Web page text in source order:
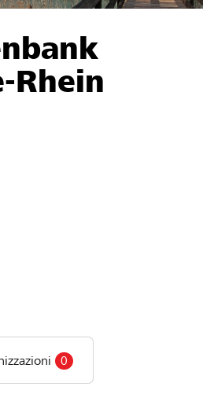
Rhein
0